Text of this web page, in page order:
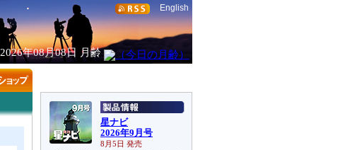
English
2026年08月08日 月齢
星ナビ
2026年9月号
8月5日 発売